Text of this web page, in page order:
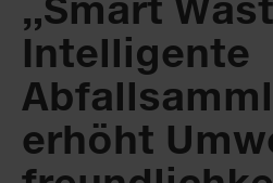
„Smart
Intelligente
erhöht